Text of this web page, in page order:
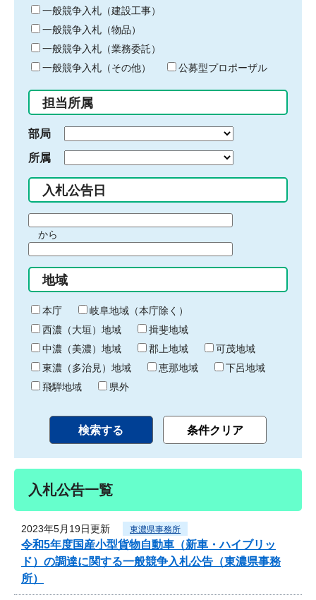
キ
ー
ワ
ー
ド
入
力
一般競争入札（建設工事）
一般競争入札（物品）
一般競争入札（業務委託）
一般競争入札（その他）
公募型プロポーザル
担当所属
部局
所属
入札公告日
間
始
り
から
間
終
わ
り
地域
本庁
岐阜地域（本庁除く）
西濃（大垣）地域
揖斐地域
中濃（美濃）地域
郡上地域
可茂地域
東濃（多治見）地域
恵那地域
下呂地域
飛騨地域
県外
入札公告一覧
2023年5月19日更新 東濃県事務所
令和5年度国産小型貨物自動車（新車・ハイブリッ
ド）の調達に関する一般競争入札公告（東濃県事務
所）